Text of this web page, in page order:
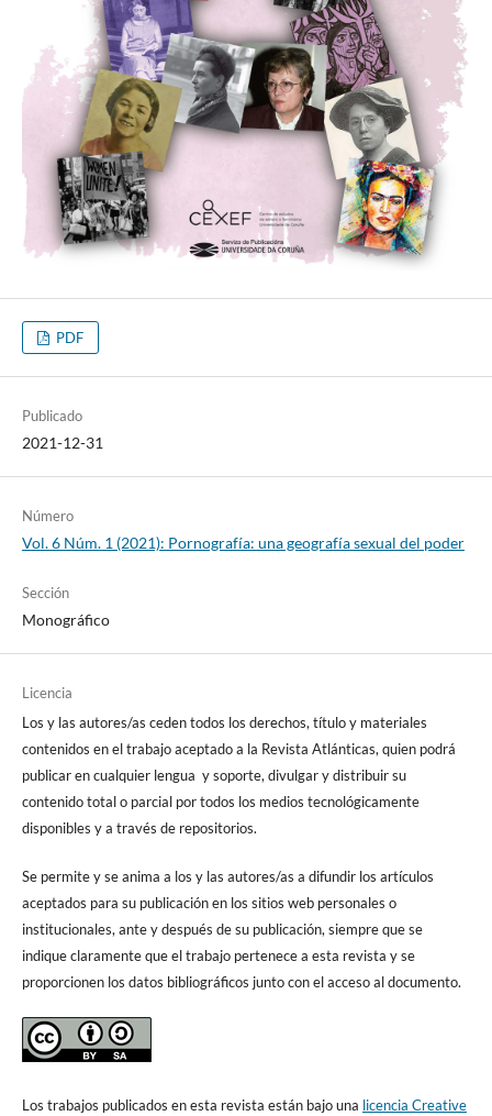
PDF
Publicado
2021-12-31
Número
Vol. 6 Núm. 1 (2021): Pornografía: una geografía sexual del poder
Sección
Monográfico
Licencia
Los y las autores/as ceden todos los derechos, título y materiales
contenidos en el trabajo aceptado a la Revista Atlánticas, quien podrá
publicar en cualquier lengua y soporte, divulgar y distribuir su
contenido total o parcial por todos los medios tecnológicamente
disponibles y a través de repositorios.
Se permite y se anima a los y las autores/as a difundir los artículos
aceptados para su publicación en los sitios web personales o
institucionales, ante y después de su publicación, siempre que se
indique claramente que el trabajo pertenece a esta revista y se
proporcionen los datos bibliográficos junto con el acceso al documento.
Los trabajos publicados en esta revista están bajo una licencia Creative